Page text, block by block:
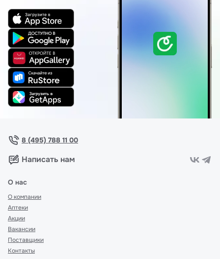
8 (495) 788 11 00
Написать нам
О нас
О компании
Аптеки
Акции
Вакансии
Поставщики
Контакты